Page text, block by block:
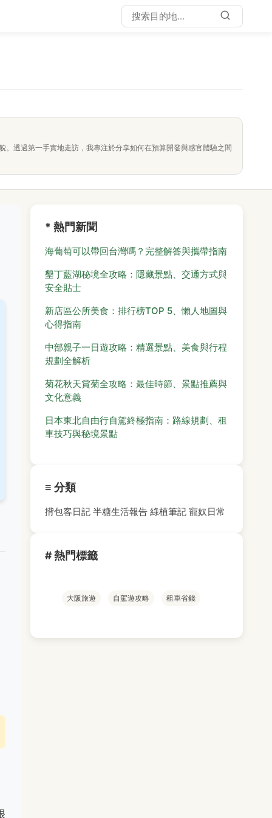
透過第一手實地走訪，我專注於分享如何在預算開發與感官體驗之間
* 熱門新聞
海葡萄可以帶回台灣嗎？完整解答與攜帶指南
墾丁藍湖秘境全攻略：隱藏景點、交通方式與
安全貼士
新店區公所美食：排行榜TOP 5、懶人地圖與
心得指南
中部親子一日遊攻略：精選景點、美食與行程
規劃全解析
菊花秋天賞菊全攻略：最佳時節、景點推薦與
文化意義
日本東北自由行自駕終極指南：路線規劃、租
車技巧與秘境景點
≡ 分類
揹包客日記 半糖生活報告 綠植筆記 寵奴日常
# 熱門標籤
大阪旅遊 自駕遊攻略 租車省錢